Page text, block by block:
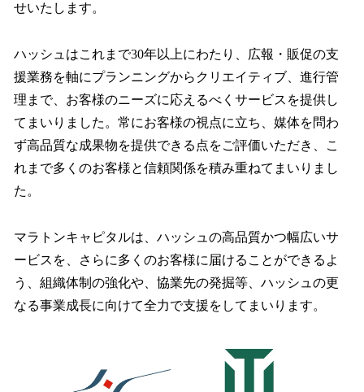
せいたします。
ハッシュはこれまで30年以上にわたり、広報・販促の支
援業務を軸にプランニングからクリエイティブ、進行管
理まで、お客様のニーズに応えるべくサービスを提供し
てまいりました。常にお客様の視点に立ち、媒体を問わ
ず高品質な成果物を提供できる点をご評価いただき、こ
れまで多くのお客様と信頼関係を積み重ねてまいりまし
た。
マラトンキャピタルは、ハッシュの高品質かつ幅広いサ
ービスを、さらに多くのお客様に届けることができるよ
う、組織体制の強化や、協業先の発掘等、ハッシュの更
なる事業成長に向けて全力で支援をしてまいります。